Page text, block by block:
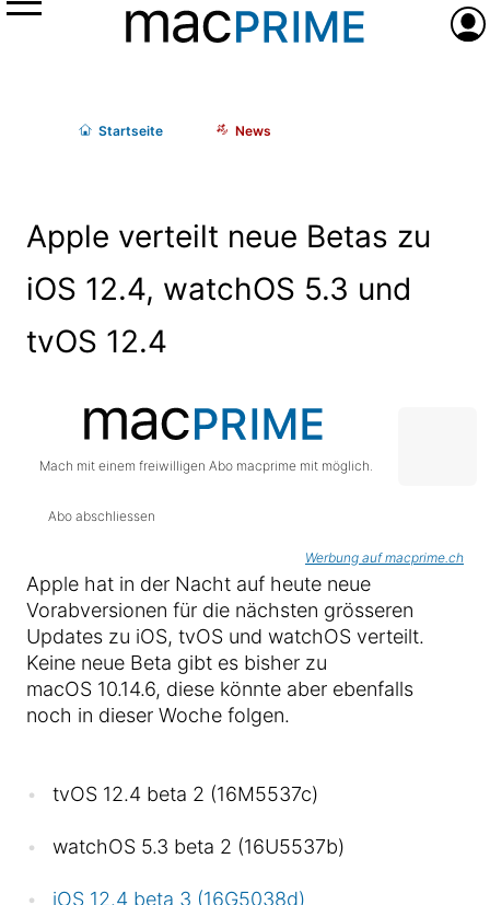
Menü
Startseite News
Apple verteilt neue Betas zu
iOS 12.4, watchOS 5.3 und
tvOS 12.4
Mach mit einem freiwilligen Abo macprime mit möglich.
Abo abschliessen
Werbung auf macprime.ch
Apple hat in der Nacht auf heute neue
Vorabversionen für die nächsten grösseren
Updates zu iOS, tvOS und watchOS verteilt.
Keine neue Beta gibt es bisher zu
macOS 10.14.6, diese könnte aber ebenfalls
noch in dieser Woche folgen.
tvOS 12.4 beta 2 (16M5537c)
watchOS 5.3 beta 2 (16U5537b)
iOS 12.4 beta 3 (16G5038d)